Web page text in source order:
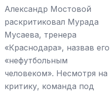
Александр Мостовой
раскритиковал Мурада
Мусаева, тренера
«Краснодара», назвав его
«нефутбольным
человеком». Несмотря на
критику, команда под